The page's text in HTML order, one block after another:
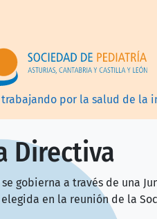
trabajando por la salud de la
Directiva
se gobierna a través de una
en la reunión de la